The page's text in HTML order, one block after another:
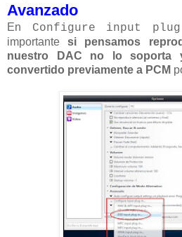
Avanzado
En Configure input
importantesi pensamos
nuestro DAC no lo soporta
convertido previamente a PCM